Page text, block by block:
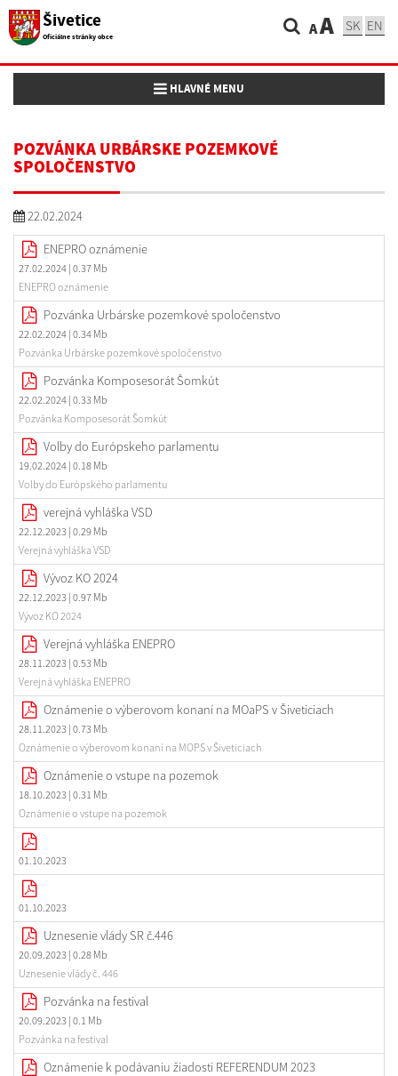
Šivetice
Oficiálne stránky obce AA SK EN
Toggle navigation
HLAVNÉ MENU
POZVÁNKA URBÁRSKE POZEMKOVÉ
SPOLOČENSTVO
22.02.2024
ENEPRO oznámenie
27.02.2024 | 0.37 Mb
ENEPRO oznámenie
Pozvánka Urbárske pozemkové spoločenstvo
22.02.2024 | 0.34 Mb
Pozvánka Urbárske pozemkové spoločenstvo
Pozvánka Komposesorát Šomkút
22.02.2024 | 0.33 Mb
Pozvánka Komposesorát Šomkút
Volby do Európskeho parlamentu
19.02.2024 | 0.18 Mb
Volby do Európského parlamentu
verejná vyhláška VSD
22.12.2023 | 0.29 Mb
Verejná vyhláška VSD
Vývoz KO 2024
22.12.2023 | 0.97 Mb
Vývoz KO 2024
Verejná vyhláška ENEPRO
28.11.2023 | 0.53 Mb
Verejná vyhláška ENEPRO
Oznámenie o výberovom konaní na MOaPS v Šiveticiach
28.11.2023 | 0.73 Mb
Oznámenie o výberovom konaní na MOPS v Šiveticiach
Oznámenie o vstupe na pozemok
18.10.2023 | 0.31 Mb
Oznámenie o vstupe na pozemok
01.10.2023
01.10.2023
Uznesenie vlády SR č.446
20.09.2023 | 0.28 Mb
Uznesenie vlády č. 446
Pozvánka na festival
20.09.2023 | 0.1 Mb
Pozvánka na festival
Oznámenie k podávaniu žiadosti REFERENDUM 2023